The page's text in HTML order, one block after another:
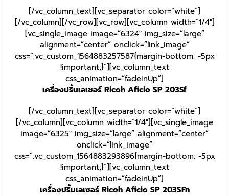
[/vc_column_text][vc_separator color=”white”]
[/vc_column][/vc_row][vc_row][vc_column width=”1/4″]
[vc_single_image image=”6324″ img_size=”large”
alignment=”center” onclick=”link_image”
css=”.vc_custom_1564883257587{margin-bottom: -5px
!important;}”][vc_column_text
css_animation=”fadeInUp”]
เครื่องปริ้นเลเซอร์ Ricoh Aficio SP 203Sf
[/vc_column_text][vc_separator color=”white”]
[/vc_column][vc_column width=”1/4″][vc_single_image
image=”6325″ img_size=”large” alignment=”center”
onclick=”link_image”
css=”.vc_custom_1564883293896{margin-bottom: -5px
!important;}”][vc_column_text
css_animation=”fadeInUp”]
เครื่องปริ้นเลเซอร์ Ricoh Aficio SP 203SFn